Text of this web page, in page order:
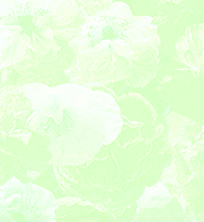
創
設
資
代
常